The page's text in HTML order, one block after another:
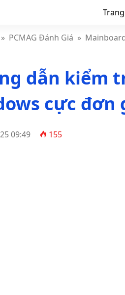
» PCMAG Đánh Giá »
dẫn kiểm
cực đơn
09:49 155